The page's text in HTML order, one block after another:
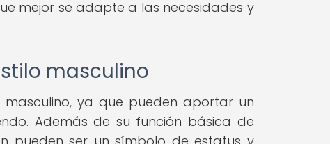
mejor se adapte a las necesidades y
masculino
ya que pueden aportar un
Además de su función básica de